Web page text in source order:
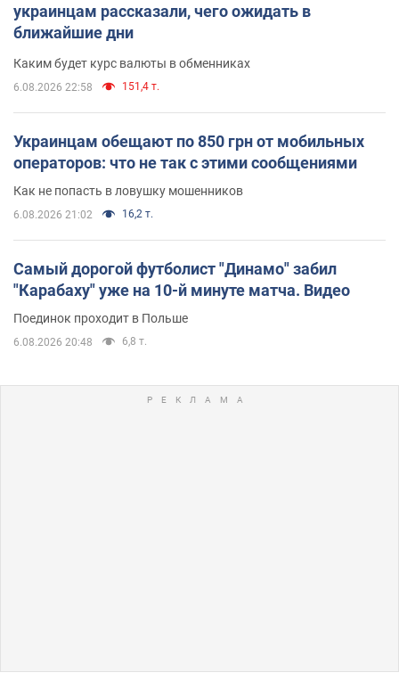
украинцам рассказали, чего ожидать в
ближайшие дни
Каким будет курс валюты в обменниках
6.08.2026 22:58 151,4 т.
Украинцам обещают по 850 грн от мобильных
операторов: что не так с этими сообщениями
Как не попасть в ловушку мошенников
6.08.2026 21:02 16,2 т.
Самый дорогой футболист "Динамо" забил
"Карабаху" уже на 10-й минуте матча. Видео
Поединок проходит в Польше
6.08.2026 20:48 6,8 т.